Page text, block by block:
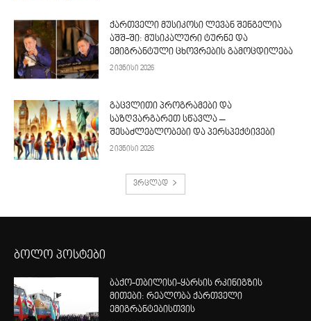
ქართველი მუსიკოსი ლევან შენგელია
აშშ-ში: მუსიკალური ტურნე და
ემიგრანტული ცხოვრების გამოცდილება
2 ივნისი 2026
გაცვლითი პროგრამები და
საზღვარგარეთ სწავლა –
შესაძლებლობები და პერსპექტივები
2 ივნისი 2026
ვრცლად
ბოლო პოსტები
ბაქო-თბილისი-ყარსის რკინიგზის
მითები: რეალობა ქართველი
ემიგრანტებისთვის